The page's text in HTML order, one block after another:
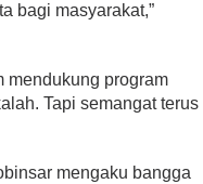
bagi masyarakat,”
mendukung program
Tapi semangat terus
mengaku bangga